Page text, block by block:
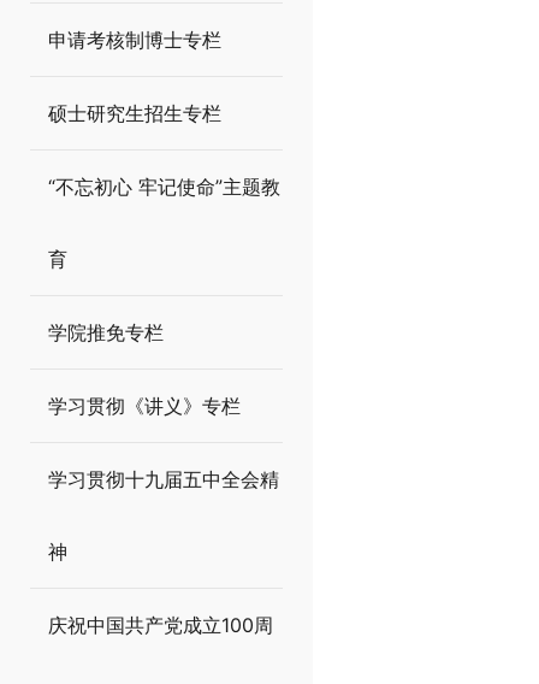
申请考核制博士专栏
硕士研究生招生专栏
“不忘初心 牢记使命”主题教
育
学院推免专栏
学习贯彻《讲义》专栏
学习贯彻十九届五中全会精
神
庆祝中国共产党成立100周